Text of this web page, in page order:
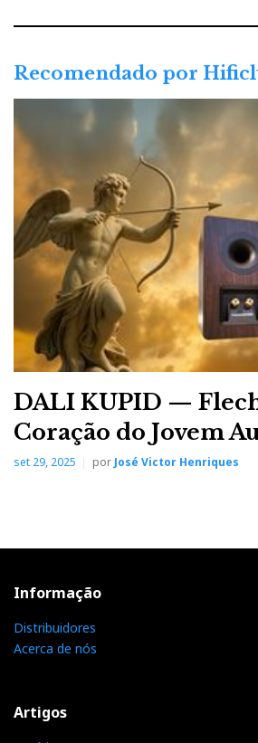
Recomendado por
DALI KUPID —
Coração do Jovem
set 29, 2025 por José Victor Henriques
Informação
Distribuidores
Acerca de nós
Artigos